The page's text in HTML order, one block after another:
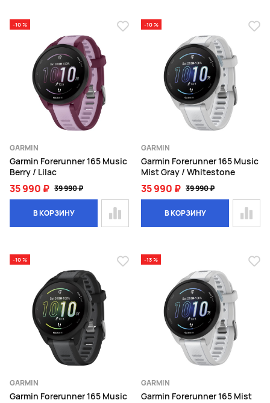
-10 %
GARMIN
Garmin Forerunner 165 Music
Berry / Lilac
35 990 ₽ 39 990 ₽
В КОРЗИНУ
-10 %
GARMIN
Garmin Forerunner 165 Music
Mist Gray / Whitestone
35 990 ₽ 39 990 ₽
В КОРЗИНУ
-10 %
GARMIN
Garmin Forerunner 165 Music
-13 %
GARMIN
Garmin Forerunner 165 Mist